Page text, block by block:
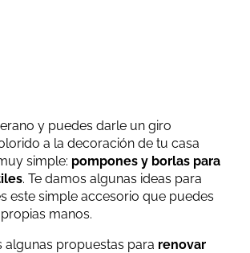
y puedes darle un giro
a la decoración de tu casa
simple: pompones y borlas para
. Te damos algunas ideas para
este simple accesorio que puedes
manos.
algunas propuestas para renovar